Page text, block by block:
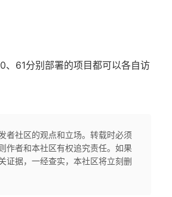
、 61分别部署的项目都可以各自访
者社区的观点和立场。转载时必须
作者和本社区有权追究责任。如果
证据，一经查实，本社区将立刻删